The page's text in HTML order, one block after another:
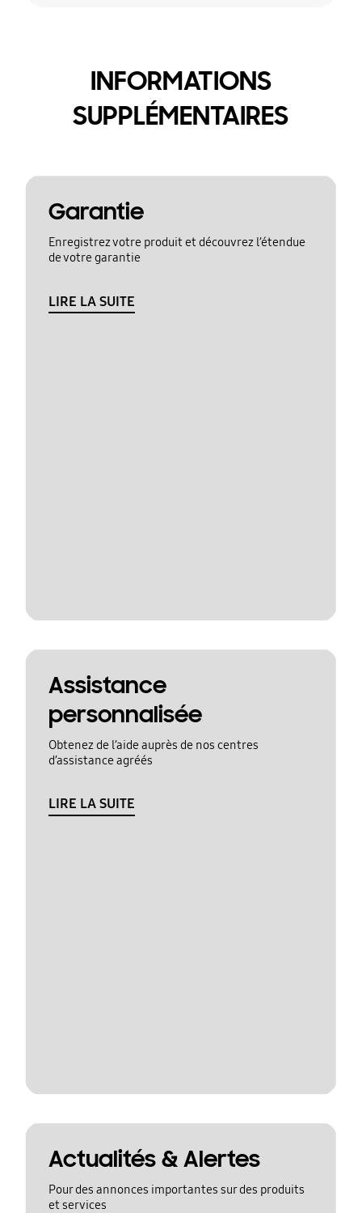
INFORMATIONS
SUPPLÉMENTAIRES
Garantie
Enregistrez votre produit et découvrez l’étendue
de votre garantie
LIRE LA SUITE
Assistance
personnalisée
Obtenez de l’aide auprès de nos centres
d’assistance agréés
LIRE LA SUITE
Actualités & Alertes
Pour des annonces importantes sur des produits
et services